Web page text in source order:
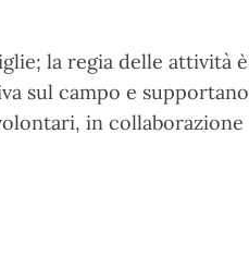
la regia delle attività è
sul campo e supportano
in collaborazione